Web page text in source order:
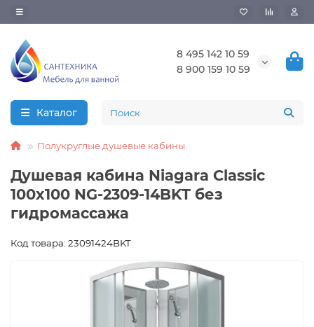
8 495 142 10 59
8 900 159 10 59
Каталог
Полукруглые душевые кабины
Душевая кабина Niagara Classic
100x100 NG-2309-14BKT без
гидромассажа
Код товара: 23091424BKT